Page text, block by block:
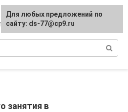
занятия в
Для любых предложений по
сайту: ds-77@cp9.ru